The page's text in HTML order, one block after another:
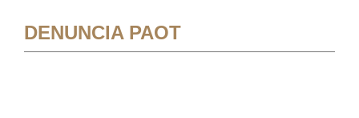
DENUNCIA PAOT